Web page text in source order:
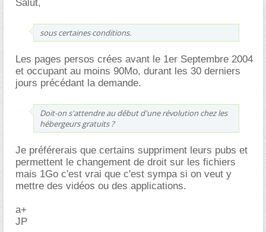
Salut,
sous certaines conditions.
Les pages persos crées avant le 1er Septembre 2004
et occupant au moins 90Mo, durant les 30 derniers
jours précédant la demande.
Doit-on s'attendre au début d'une révolution chez les
hébergeurs gratuits ?
Je préférerais que certains suppriment leurs pubs et
permettent le changement de droit sur les fichiers
mais 1Go c'est vrai que c'est sympa si on veut y
mettre des vidéos ou des applications.
a+
JP